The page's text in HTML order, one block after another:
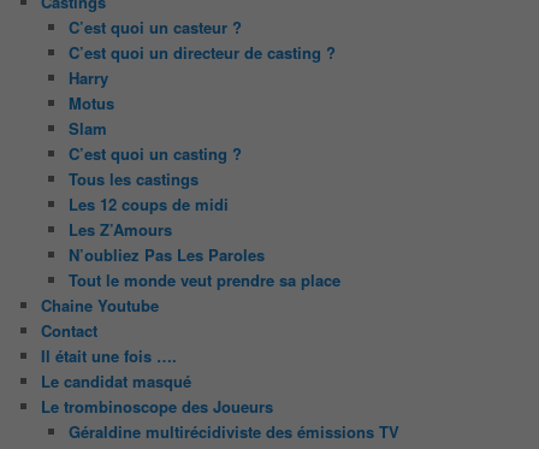
C’est quoi un casteur ?
C’est quoi un directeur de casting ?
Harry
Motus
Slam
C’est quoi un casting ?
Tous les castings
Les 12 coups de midi
Les Z’Amours
N’oubliez Pas Les Paroles
Tout le monde veut prendre sa place
Chaine Youtube
Contact
Il était une fois ….
Le candidat masqué
Le trombinoscope des Joueurs
Géraldine multirécidiviste des émissions TV